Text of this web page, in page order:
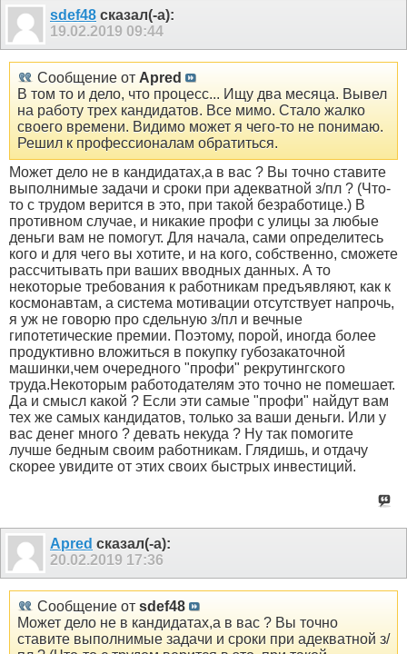
sdef48 сказал(-а):
19.02.2019 09:44
Сообщение от Apred
В том то и дело, что процесс... Ищу два месяца. Вывел
на работу трех кандидатов. Все мимо. Стало жалко
своего времени. Видимо может я чего-то не понимаю.
Решил к профессионалам обратиться.
Может дело не в кандидатах,а в вас ? Вы точно ставите
выполнимые задачи и сроки при адекватной з/пл ? (Что-
то с трудом верится в это, при такой безработице.) В
противном случае, и никакие профи с улицы за любые
деньги вам не помогут. Для начала, сами определитесь
кого и для чего вы хотите, и на кого, собственно, сможете
рассчитывать при ваших вводных данных. А то
некоторые требования к работникам предъявляют, как к
космонавтам, а система мотивации отсутствует напрочь,
я уж не говорю про сдельную з/пл и вечные
гипотетические премии. Поэтому, порой, иногда более
продуктивно вложиться в покупку губозакаточной
машинки,чем очередного "профи" рекрутингского
труда.Некоторым работодателям это точно не помешает.
Да и смысл какой ? Если эти самые "профи" найдут вам
тех же самых кандидатов, только за ваши деньги. Или у
вас денег много ? девать некуда ? Ну так помогите
лучше бедным своим работникам. Глядишь, и отдачу
скорее увидите от этих своих быстрых инвестиций.
Apred сказал(-а):
20.02.2019 17:36
Сообщение от sdef48
Может дело не в кандидатах,а в вас ? Вы точно
ставите выполнимые задачи и сроки при адекватной з/